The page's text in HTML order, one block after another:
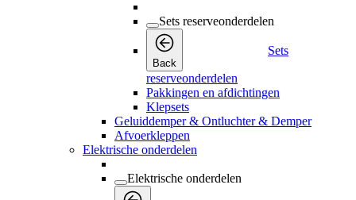
Sets reserveonderdelen
Back
Sets
reserveonderdelen
Pakkingen en afdichtingen
Klepsets
Geluiddemper & Ontluchter & Demper
Afvoerkleppen
Elektrische onderdelen
Elektrische onderdelen